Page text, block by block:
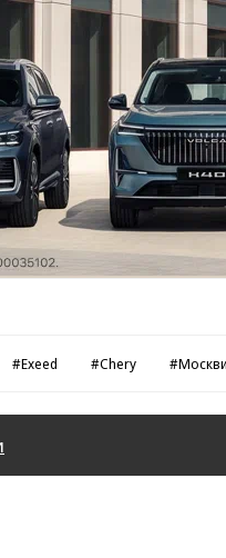
#Exeed #Chery